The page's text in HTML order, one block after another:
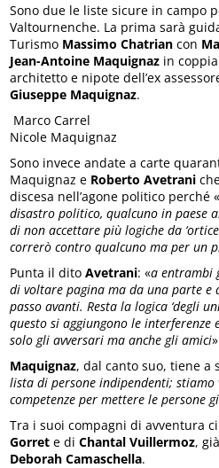
Sono due le liste sicure in campo
Valtournenche. La prima sarà
Turismo Massimo Chatrian con
Jean-Antoine Maquignaz in
architetto e nipote dell’ex
Giuseppe Maquignaz.
Marco Carrel
Nicole Maquignaz
Sono invece andate a carte
Maquignaz e Roberto Avetrani
discesa nell’agone politico perché
disastro politico, qualcuno in paese
di non accettare più logiche da
correrò contro qualcuno ma per un
Punta il ditoAvetrani: «a entrambi
di voltare pagina ma da una parte e
passo avanti. Resta la logica ‘degli
questo si aggiungono le
solo gli avversari ma anche gli amici
Maquignaz, dal canto suo, tiene a
lista di persone indipendenti;
competenze per mettere le persone
Tra i suoi compagni di avventura
Gorret e diChantal Vuillermoz,
Deborah Camaschella.